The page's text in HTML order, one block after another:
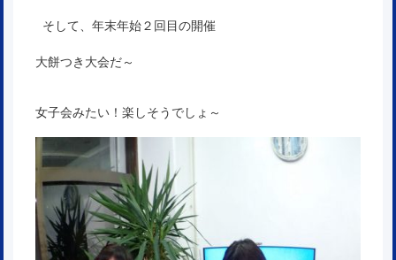
そして、年末年始２回目の開催
大餅つき大会だ～
女子会みたい！楽しそうでしょ～